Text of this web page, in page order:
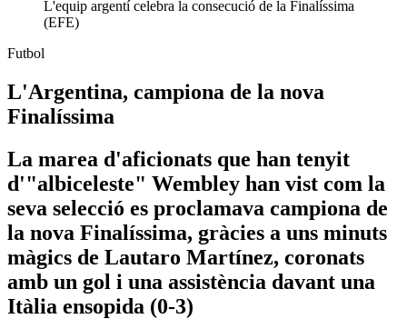
L'equip argentí celebra la consecució de la Finalíssima
(EFE)
Futbol
L'Argentina, campiona de la nova
Finalíssima
La marea d'aficionats que han tenyit
d'"albiceleste" Wembley han vist com la
seva selecció es proclamava campiona de
la nova Finalíssima, gràcies a uns minuts
màgics de Lautaro Martínez, coronats
amb un gol i una assistència davant una
Itàlia ensopida (0-3)